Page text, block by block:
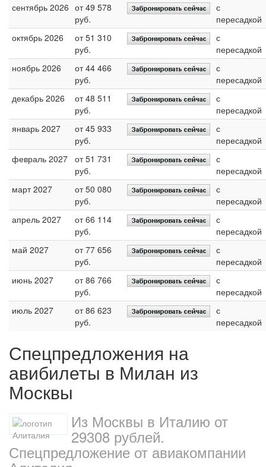
сентябрь 2026 от 49 578
руб.
с
пересадкой
октябрь 2026
от 51 310
руб.
с
пересадкой
ноябрь 2026
от 44 466
руб.
с
пересадкой
декабрь 2026
от 48 511
руб.
с
пересадкой
январь 2027
от 45 933
руб.
с
пересадкой
февраль 2027 от 51 731
руб.
с
пересадкой
март 2027
от 50 080
руб.
с
пересадкой
апрель 2027
от 66 114
руб.
с
пересадкой
май 2027
от 77 656
руб.
с
пересадкой
июнь 2027
от 86 766
руб.
с
пересадкой
июль 2027
от 86 623
руб.
с
пересадкой
Спецпредложения на
авибилеты в Милан из
Москвы
Из Москвы в Италию от
29308 рублей.
Спецпредложение от авиакомпании